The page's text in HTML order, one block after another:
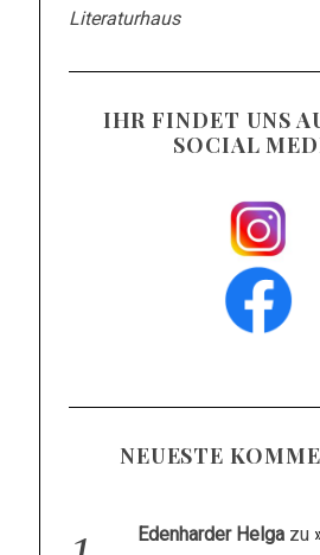
Literaturhaus
IHR FINDET UNS
SOCIAL
NEUESTE
Edenharder Helgazu